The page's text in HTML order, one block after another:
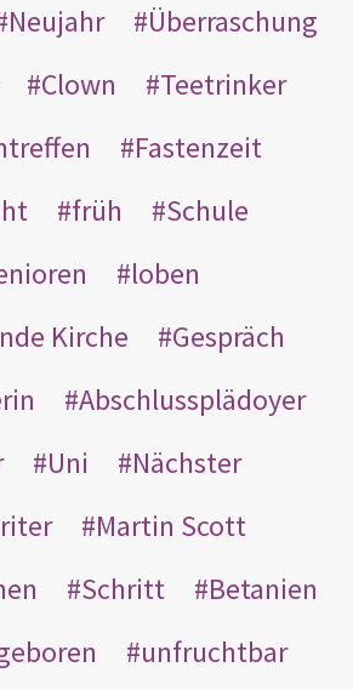
Neujahr
Überraschung
Clown
Teetrinker
Fastenzeit
früh
Schule
loben
Kirche
Gespräch
Abschlussplädoyer
Uni
Nächster
Martin Scott
Schritt
Betanien
unfruchtbar